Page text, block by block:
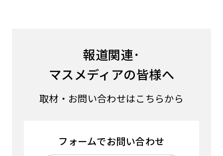
報道関連･
マスメディアの皆様へ
取材・お問い合わせはこちらから
フォームでお問い合わせ